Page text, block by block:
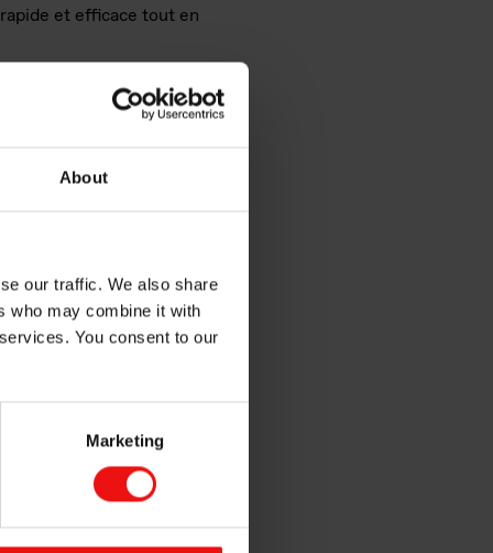
About
our traffic. We also share
who may combine it with
You consent to our
Marketing
et efficace tout en
des membres
en
pour les